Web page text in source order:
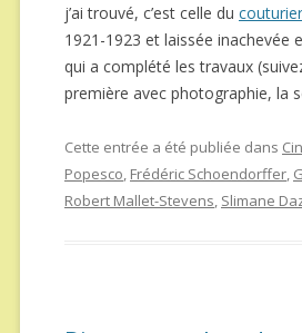
j’ai trouvé, c’est celle du
1921-1923 et laissée inachevée
qui a complété les travaux
première avec photographie, la
Cette entrée a été publiée dans
Popesco, Frédéric Schoendorffer,
Robert Mallet-Stevens, Slimane